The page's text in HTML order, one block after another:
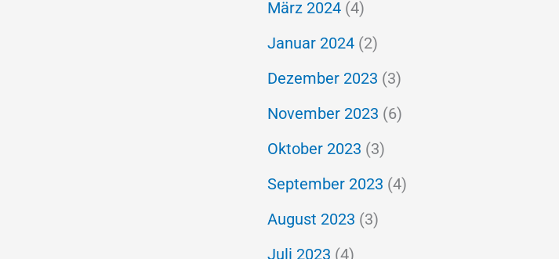
März 2024 (4)
Januar 2024 (2)
Dezember 2023 (3)
November 2023 (6)
Oktober 2023 (3)
September 2023 (4)
August 2023 (3)
Juli 2023 (4)